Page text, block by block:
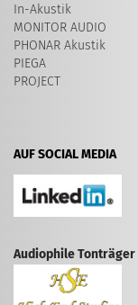
In-Akustik
MONITOR AUDIO
PHONAR Akustik
PIEGA
PROJECT
AUF SOCIAL MEDIA
Audiophile Tonträger